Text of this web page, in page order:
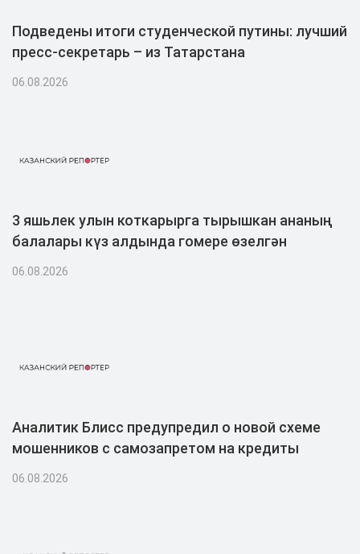
Подведены итоги студенческой путины: лучший
пресс-секретарь – из Татарстана
06.08.2026
3 яшьлек улын коткарырга тырышкан ананың
балалары күз алдында гомере өзелгән
06.08.2026
Аналитик Блисс предупредил о новой схеме
мошенников с самозапретом на кредиты
06.08.2026